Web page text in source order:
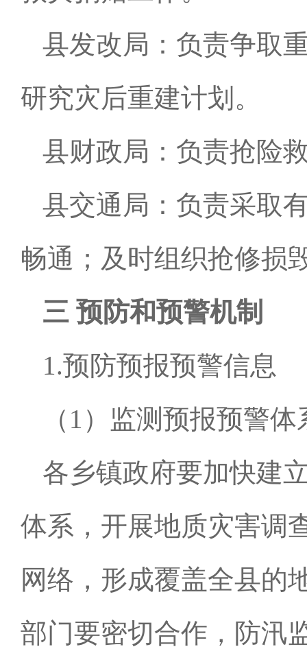
县发改局：负责争取
研究灾后重建计划。
县财政局：负责抢险
县交通局：负责采取
畅通；及时组织抢修损
三 预防和预警机制
1.预防预报预警信息
（ 1 ）监测预报预警体
各乡镇政府要加快建
体系，开展地质灾害调
网络，形成覆盖全县的
部门要密切合作，防汛